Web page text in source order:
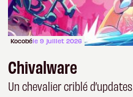
Kocobéle 9 juillet 2026
Chivalware
Un chevalier criblé d’updates